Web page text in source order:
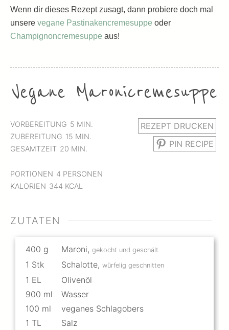
Wenn dir dieses Rezept zusagt, dann probiere doch mal
unsere vegane Pastinakencremesuppe oder
Champignoncremesuppe aus!
Vegane Maronicremesuppe
VORBEREITUNG 5MINUTEN
MIN.
ZUBEREITUNG 15MINUTEN
MIN.
GESAMTZEIT 20MINUTEN
MIN.
PORTIONEN 4 PERSONEN
KALORIEN 344 KCAL
REZEPT DRUCKEN
PIN RECIPE
ZUTATEN
400 g Maroni, gekocht und geschält
1 Stk Schalotte, würfelig geschnitten
1 EL
Olivenöl
900 ml
Wasser
100 ml
veganes Schlagobers
1 TL
Salz